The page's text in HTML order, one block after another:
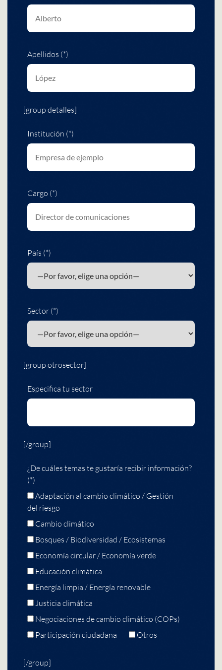
Apellidos (*)
[group detalles]
Institución (*)
Cargo (*)
País (*)
Sector (*)
[group otrosector]
Especifica tu sector
[/group]
¿De cuáles temas te gustaría recibir información?
(*)
Adaptación al cambio climático / Gestión
del riesgo
Cambio climático
Bosques / Biodiversidad / Ecosistemas
Economía circular / Economía verde
Educación climática
Energía limpia / Energía renovable
Justicia climática
Negociaciones de cambio climático (COPs)
Participación ciudadana
Otros
[/group]